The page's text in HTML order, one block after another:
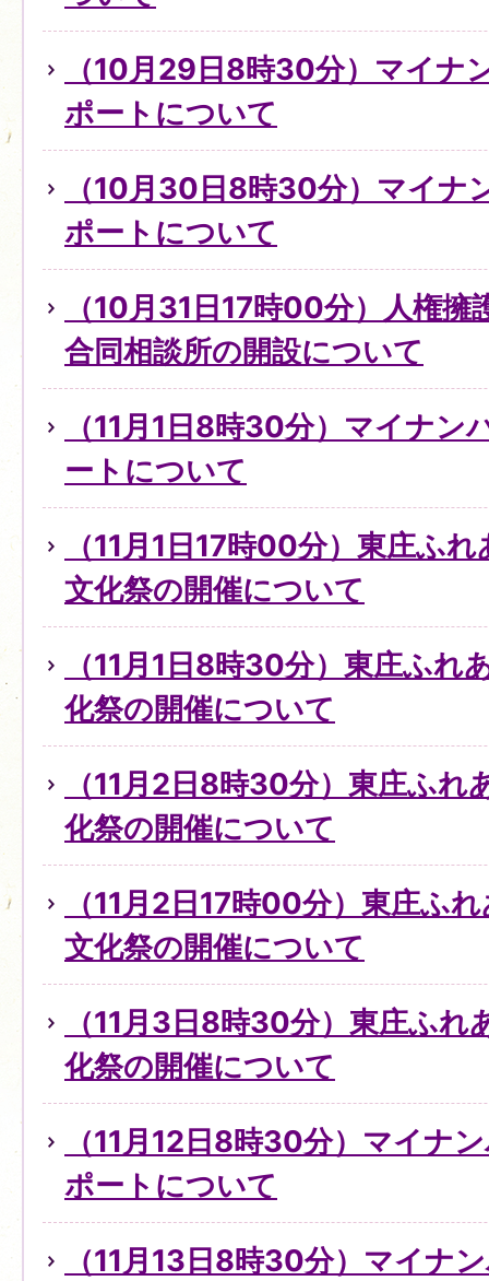
（10月29日8時30分）マイナ
ポートについて
（10月30日8時30分）マイナ
ポートについて
（10月31日17時00分）人権擁
合同相談所の開設について
（11月1日8時30分）マイナン
ートについて
（11月1日17時00分）東庄ふ
文化祭の開催について
（11月1日8時30分）東庄ふれ
化祭の開催について
（11月2日8時30分）東庄ふれ
化祭の開催について
（11月2日17時00分）東庄ふ
文化祭の開催について
（11月3日8時30分）東庄ふれ
化祭の開催について
（11月12日8時30分）マイナ
ポートについて
（11月13日8時30分）マイナ